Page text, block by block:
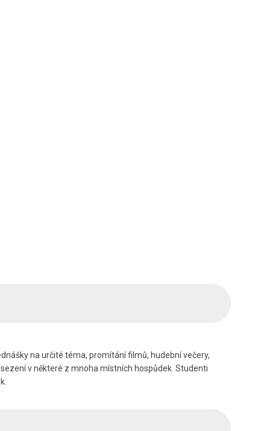
na určité téma, promítání filmů, hudební večery,
v některé z mnoha místních hospůdek. Studenti